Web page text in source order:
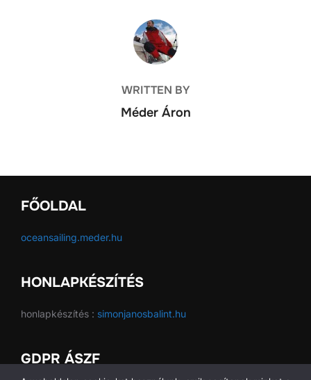
POST AUTHOR
WRITTEN BY
Méder Áron
FŐOLDAL
oceansailing.meder.hu
HONLAPKÉSZÍTÉS
honlapkészítés : simonjanosbalint.hu
GDPR ÁSZF